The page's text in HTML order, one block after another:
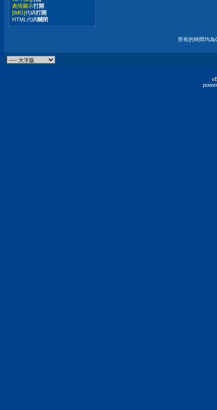
表情圖示打開
[IMG]代碼打開
HTML代碼關閉
所有的時間均為